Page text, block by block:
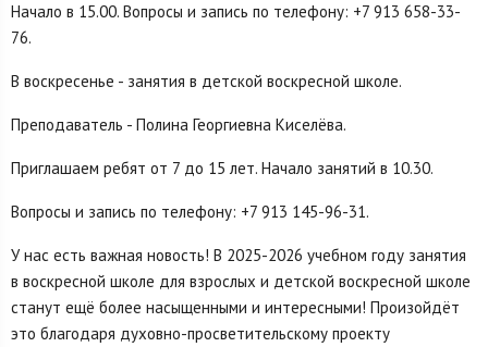
Начало в 15.00. Вопросы и запись по телефону: +7 913 658-33-
76.
В воскресенье - занятия в детской воскресной школе.
Преподаватель - Полина Георгиевна Киселёва.
Приглашаем ребят от 7 до 15 лет. Начало занятий в 10.30.
Вопросы и запись по телефону: +7 913 145-96-31.
У нас есть важная новость! В 2025-2026 учебном году занятия
в воскресной школе для взрослых и детской воскресной школе
станут ещё более насыщенными и интересными! Произойдёт
это благодаря духовно-просветительскому проекту